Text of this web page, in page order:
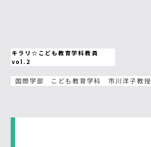
キラリ☆こども教育学科教員
vol.2
国際学部 こども教育学科 市川洋子教授